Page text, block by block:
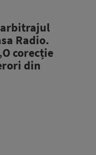
arbitrajul
Radio.
corecție
din